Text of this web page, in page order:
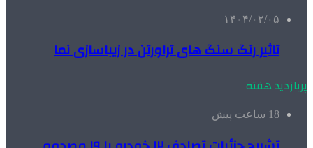
۱۴۰۴/۰۲/۰۵
تاثیر رنگ سنگ های تراورتن در زیباسازی نما
پربازدید هفته
18 ساعت پیش